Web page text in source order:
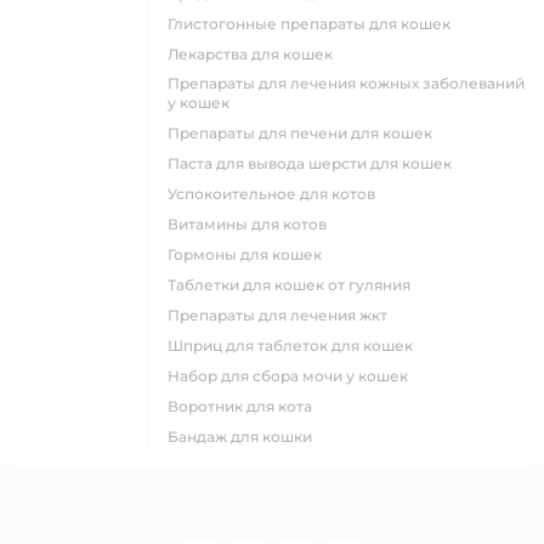
глистогонные препараты для кошек
лекарства для кошек
препараты для лечения кожных заболеваний
у кошек
препараты для печени для кошек
паста для вывода шерсти для кошек
успокоительное для котов
витамины для котов
гормоны для кошек
таблетки для кошек от гуляния
препараты для лечения жкт
шприц для таблеток для кошек
набор для сбора мочи у кошек
воротник для кота
бандаж для кошки